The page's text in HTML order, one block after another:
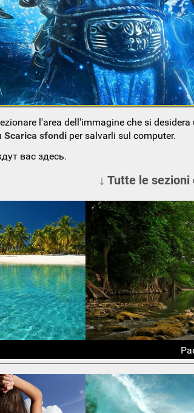
l'area dell'immagine che si
Scarica sfondi per salvarli sul computer.
вас здесь.
↓ Tutte le